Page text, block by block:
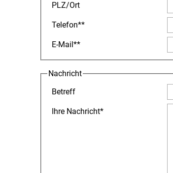
PLZ/Ort
Telefon**
E-Mail **
Nachricht
Betreff
Ihre Nachricht*